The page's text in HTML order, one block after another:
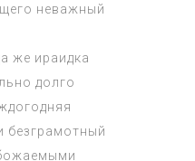
неважный
же ираидка
долго
безграмотный